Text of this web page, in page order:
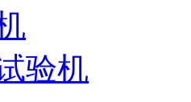
验机